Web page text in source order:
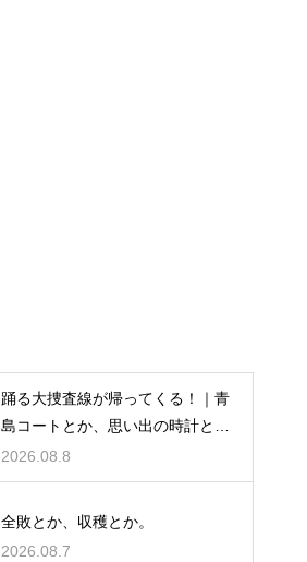
踊る大捜査線が帰ってくる！｜青
島コートとか、思い出の時計と
か。
2026.08.8
全敗とか、収穫とか。
2026.08.7